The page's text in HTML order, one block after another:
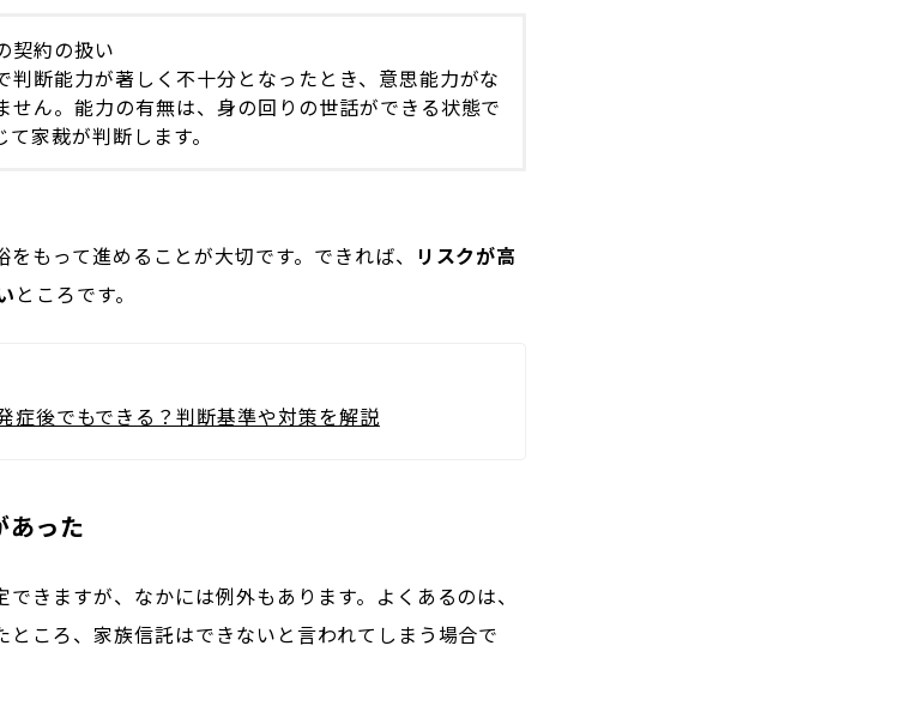
契約の扱い
判断能力が著しく不十分となったとき、意思能力がな
せん。能力の有無は、身の回りの世話ができる状態で
家裁が判断します。
もって進めることが大切です。できれば、 リスクが高
ところです。
症後でもできる？判断基準や対策を解説
あった
きますが、なかには例外もあります。よくあるのは、
ころ、家族信託はできないと言われてしまう場合で